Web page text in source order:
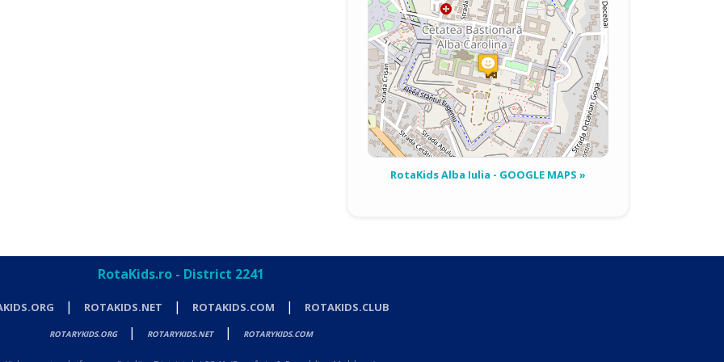
RotaKids Alba Iulia - GOOGLE MAPS »
RotaKids.ro - District 2241
| ROTAKIDS.NET | ROTAKIDS.COM | ROTAKIDS.CLUB
ROTARYKIDS.ORG | ROTARYKIDS.NET | ROTARYKIDS.COM